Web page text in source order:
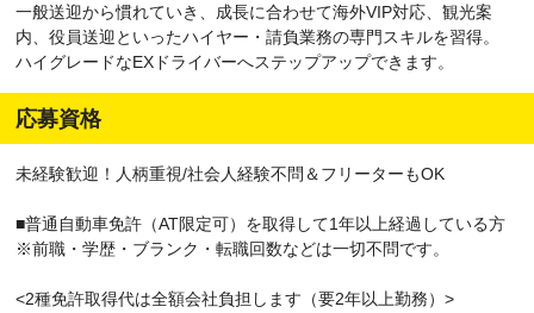
一般送迎から慣れていき、成長に合わせて海外VIP対応、観光案
内、役員送迎といったハイヤー・請負業務の専門スキルを習得。
ハイグレードなEXドライバーへステップアップできます。
応募資格
未経験歓迎！人柄重視/社会人経験不問＆フリーターもOK
■普通自動車免許（AT限定可）を取得して1年以上経過している方
※前職・学歴・ブランク・転職回数などは一切不問です。
<2種免許取得代は全額会社負担します（要2年以上勤務）>